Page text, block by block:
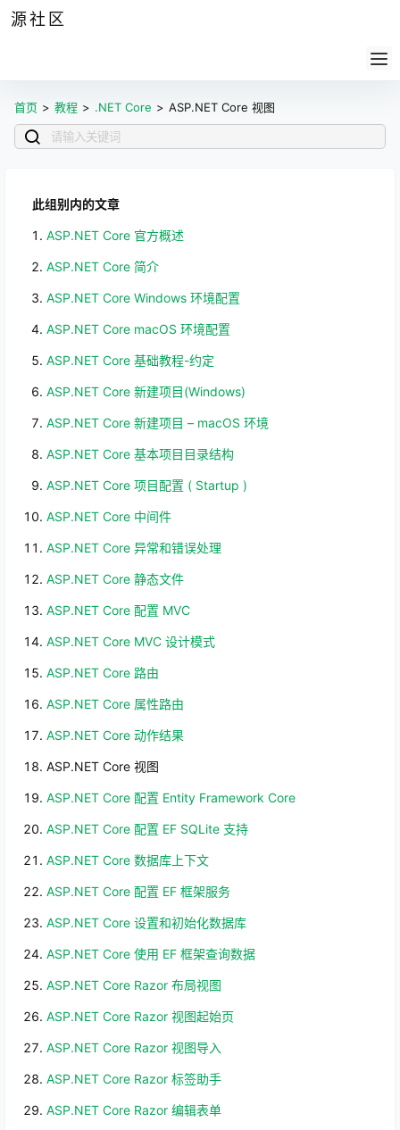
源社区
首页 > 教程 > .NET Core > ASP.NET Core 视图
此组别内的文章
ASP.NET Core 官方概述
ASP.NET Core 简介
ASP.NET Core Windows 环境配置
ASP.NET Core macOS 环境配置
ASP.NET Core 基础教程-约定
ASP.NET Core 新建项目(Windows)
ASP.NET Core 新建项目 – macOS 环境
ASP.NET Core 基本项目目录结构
ASP.NET Core 项目配置 ( Startup )
ASP.NET Core 中间件
ASP.NET Core 异常和错误处理
ASP.NET Core 静态文件
ASP.NET Core 配置 MVC
ASP.NET Core MVC 设计模式
ASP.NET Core 路由
ASP.NET Core 属性路由
ASP.NET Core 动作结果
ASP.NET Core 视图
ASP.NET Core 配置 Entity Framework Core
ASP.NET Core 配置 EF SQLite 支持
ASP.NET Core 数据库上下文
ASP.NET Core 配置 EF 框架服务
ASP.NET Core 设置和初始化数据库
ASP.NET Core 使用 EF 框架查询数据
ASP.NET Core Razor 布局视图
ASP.NET Core Razor 视图起始页
ASP.NET Core Razor 视图导入
ASP.NET Core Razor 标签助手
ASP.NET Core Razor 编辑表单